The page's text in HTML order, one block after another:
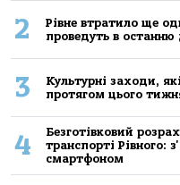
2
Рівне втратило ще
проведуть в останню
3
Культурні заходи,
протягом цього
4
Безготівковий
транспорті Рівного:
смартфоном